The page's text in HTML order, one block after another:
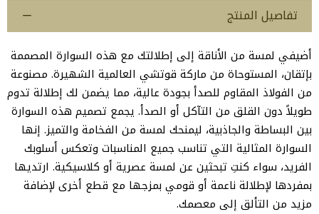
تفاصيل المنتج
أضيفي لمسة من الأناقة إلى إطلالتك مع هذه السوارة المصممة
بإتقان، المستوحاة من ماركة قوتشي العالمية الشهيرة. مصنوعة
من الفولاذ المقاوم للصدأ بجودة عالية، مما يضمن لك إطلالة تدوم
طويلاً دون القلق من التآكل أو الصدأ. يجمع تصميم هذه السوارة
بين البساطة والجاذبية، ليمنحك لمسة من الفخامة والتميز. إنها
السوارة المثالية التي تناسب جميع المناسبات وتعكس أسلوبك
الفريد، سواء كنتِ تبحثين عن لمسة عصرية أو كلاسيكية. ارتديها
بمفردها لإطلالة ناعمة أو قومي بمزجها مع قطع أخرى لإضافة
مزيد من التألق إلى معصمك.